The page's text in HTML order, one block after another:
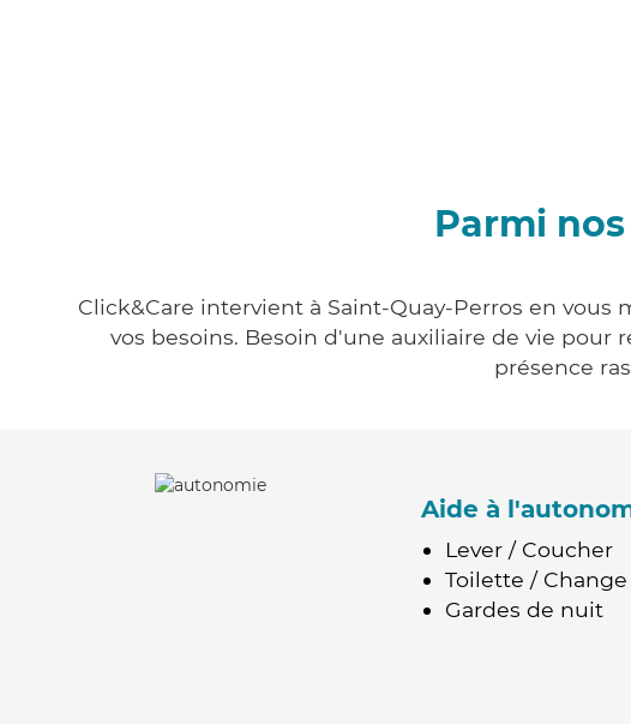
Parmi
Click&Care intervient à Saint-Quay-Perros en
vos besoins. Besoin d'une auxiliaire de vie
présence
Aide à
Lever / Coucher
Toilette / Change
Gardes de nuit